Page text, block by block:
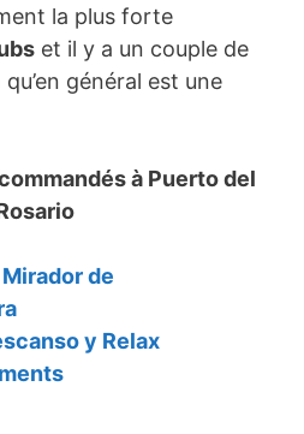
la plus forte
et il y a un couple de
qu’en général est une
à Puerto del
de
y Relax